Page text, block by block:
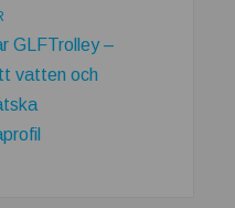
GLFTrolley –
vatten och